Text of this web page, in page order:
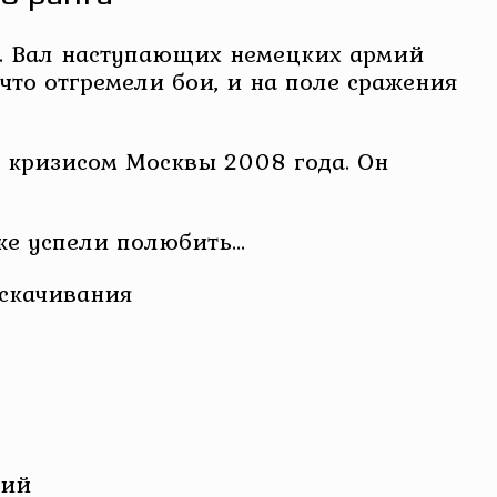
Вал наступающих немецких армий
отгремели бои, и на поле сражения
кризисом Москвы 2008 года. Он
успели полюбить…